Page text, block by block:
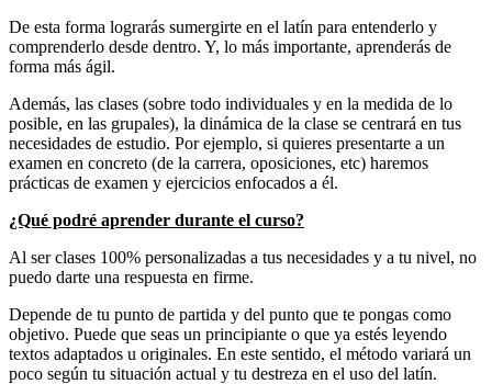
De esta forma lograrás sumergirte en el latín para entenderlo y
comprenderlo desde dentro. Y, lo más importante, aprenderás de
forma más ágil.
Además, las clases (sobre todo individuales y en la medida de lo
posible, en las grupales), la dinámica de la clase se centrará en tus
necesidades de estudio. Por ejemplo, si quieres presentarte a un
examen en concreto (de la carrera, oposiciones, etc) haremos
prácticas de examen y ejercicios enfocados a él.
¿Qué podré aprender durante el curso?
Al ser clases 100% personalizadas a tus necesidades y a tu nivel, no
puedo darte una respuesta en firme.
Depende de tu punto de partida y del punto que te pongas como
objetivo. Puede que seas un principiante o que ya estés leyendo
textos adaptados u originales. En este sentido, el método variará un
poco según tu situación actual y tu destreza en el uso del latín.